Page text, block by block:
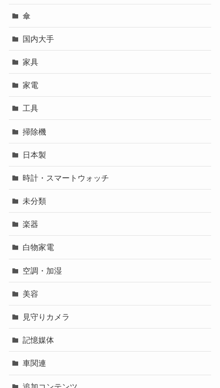
傘
国内大手
家具
家電
工具
掃除機
日本製
時計・スマートウォッチ
未分類
楽器
白物家電
空調・加湿
美容
見守りカメラ
記憶媒体
車関連